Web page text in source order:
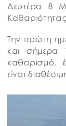
Δευτέρα 8
Την πρώτη
και σήμερα
καθαρισμό,
είναι